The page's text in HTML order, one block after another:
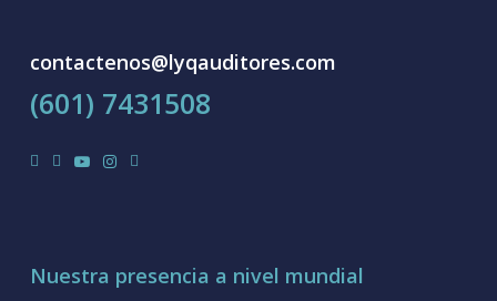
contactenos@lyqauditores.com
(601) 7431508
facebook
linkedin
youtubeinstagram
tiktok
Nuestra presencia a nivel mundial